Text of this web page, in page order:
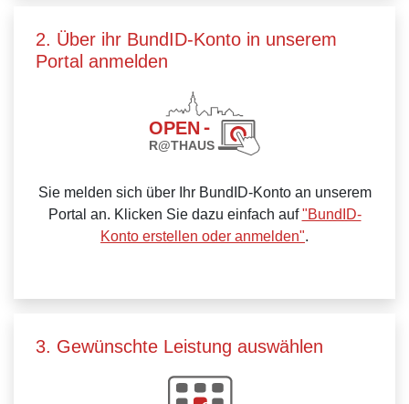
2. Über ihr BundID-Konto in unserem
Portal anmelden
Sie melden sich über Ihr BundID-Konto an unserem
Portal an. Klicken Sie dazu einfach auf"BundID-
Konto erstellen oder anmelden".
3. Gewünschte Leistung auswählen